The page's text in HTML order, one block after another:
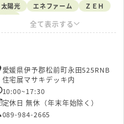
太陽光
エネファーム
ＺＥＨ
洋風
愛媛県伊予郡松前町永田525RNB
住宅展マサキデッキ内
10:00~17:30
定休日 無休（年末年始除く）
089-984-2665